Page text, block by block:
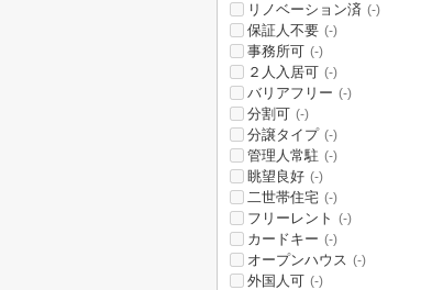
リノベーション済 (-)
保証人不要 (-)
事務所可 (-)
２人入居可 (-)
バリアフリー (-)
分割可 (-)
分譲タイプ (-)
管理人常駐 (-)
眺望良好 (-)
二世帯住宅 (-)
フリーレント (-)
カードキー (-)
オープンハウス (-)
外国人可 (-)